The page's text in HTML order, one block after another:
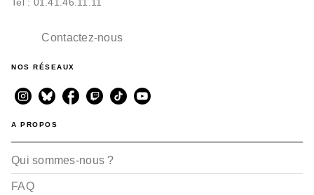
Tel : 01.41.46.11.11
Contactez-nous
NOS RÉSEAUX
A PROPOS
Qui sommes-nous ?
FAQ